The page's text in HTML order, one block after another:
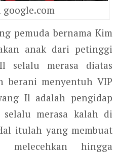
google.com
pemuda bernama Kim
anak dari petinggi
selalu merasa diatas
berani menyentuh VIP
Il adalah pengidap
merasa kalah di
itulah yang membuat
hingga